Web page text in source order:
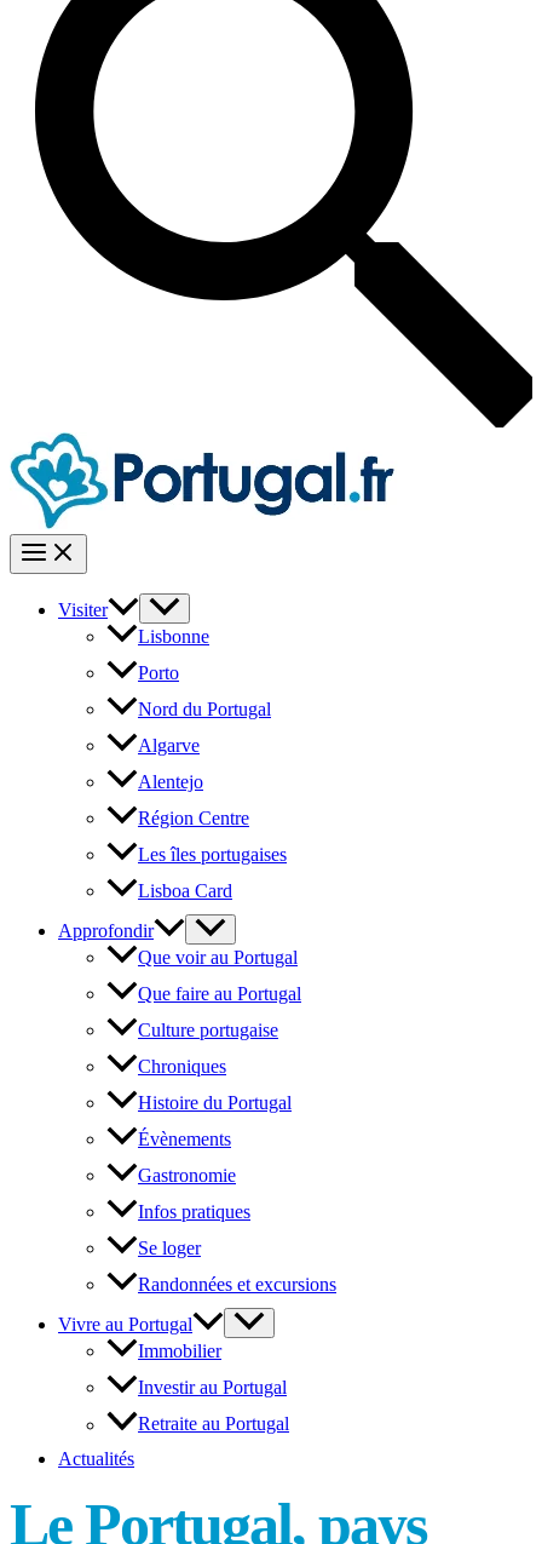
Visiter
Lisbonne
Porto
Nord du Portugal
Algarve
Alentejo
Région Centre
Les îles portugaises
Lisboa Card
Approfondir
Que voir au Portugal
Que faire au Portugal
Culture portugaise
Chroniques
Histoire du Portugal
Évènements
Gastronomie
Infos pratiques
Se loger
Randonnées et excursions
Vivre au Portugal
Immobilier
Investir au Portugal
Retraite au Portugal
Actualités
Le Portugal, pays